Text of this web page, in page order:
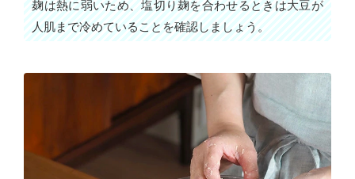
麹は熱に弱いため、塩切り麹を合わせるときは大豆が
人肌まで冷めていることを確認しましょう。